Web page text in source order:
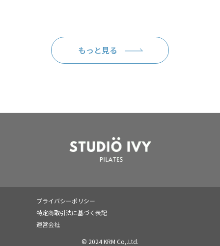
もっと見る
© 2024 KRM Co,.Ltd.
プライバシーポリシー
特定商取引法に基づく表記
運営会社